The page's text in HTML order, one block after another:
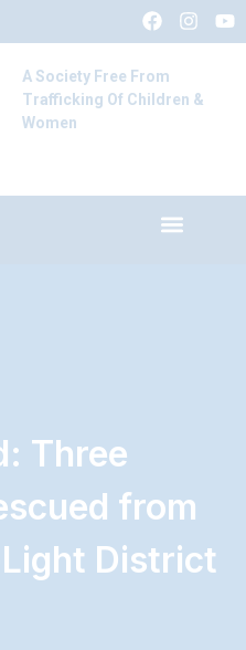
A Society Free From
Trafficking Of Children &
Women
Three
from
Light District